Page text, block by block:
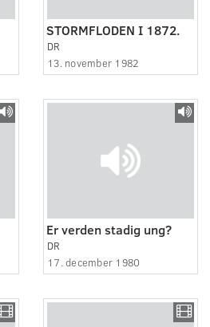
STORMFLODEN I 1872.
DR
13. november 1982
Er verden stadig ung?
DR
17. december 1980